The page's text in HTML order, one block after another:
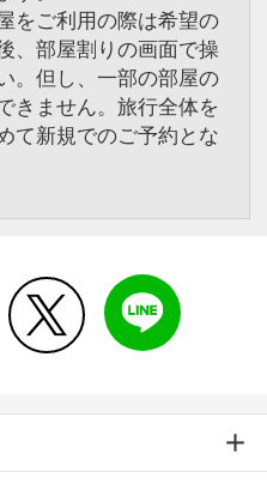
をご利用の際は希望の
、部屋割りの画面で操
。但し、一部の部屋の
きません。旅行全体を
て新規でのご予約とな